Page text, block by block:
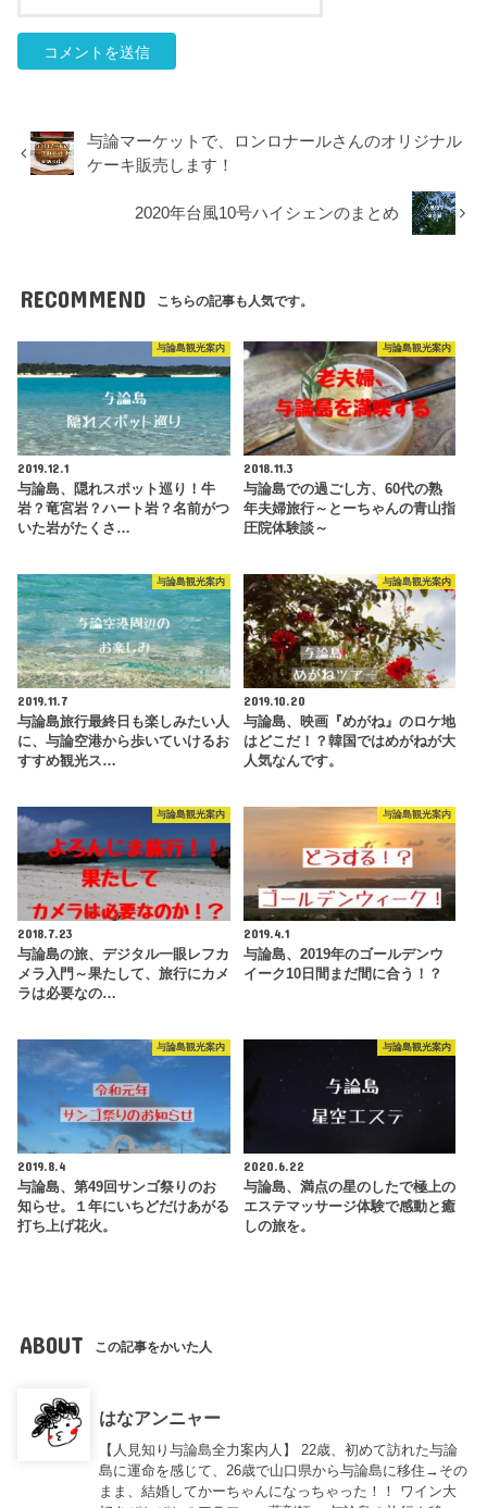
与論マーケットで、ロンロナールさんのオリジナル
ケーキ販売します！
2020年台風10号ハイシェンのまとめ
RECOMMEND こちらの記事も人気です。
与論島観光案内
2019.12.1
与論島、隠れスポット巡り！牛
岩？竜宮岩？ハート岩？名前がつ
いた岩がたくさ…
与論島観光案内
2018.11.3
与論島での過ごし方、60代の熟
年夫婦旅行～とーちゃんの青山指
圧院体験談～
与論島観光案内
2019.11.7
与論島旅行最終日も楽しみたい人
に、与論空港から歩いていけるお
すすめ観光ス…
与論島観光案内
2019.10.20
与論島、映画『めがね』のロケ地
はどこだ！？韓国ではめがねが大
人気なんです。
与論島観光案内
2018.7.23
与論島の旅、デジタル一眼レフカ
メラ入門～果たして、旅行にカメ
ラは必要なの…
与論島観光案内
2019.4.1
与論島、2019年のゴールデンウ
イーク10日間まだ間に合う！？
与論島観光案内
2019.8.4
与論島、第49回サンゴ祭りのお
知らせ。１年にいちどだけあがる
打ち上げ花火。
与論島観光案内
2020.6.22
与論島、満点の星のしたで極上の
エステマッサージ体験で感動と癒
しの旅を。
ABOUT この記事をかいた人
はなアンニャー
【人見知り与論島全力案内人】 22歳、初めて訪れた与論
島に運命を感じて、26歳で山口県から与論島に移住→その
まま、結婚してかーちゃんになっちゃった！！ ワイン大